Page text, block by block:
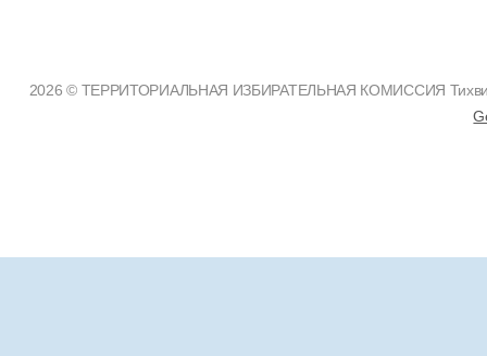
2026 © ТЕРРИТОРИАЛЬНАЯ ИЗБИРАТЕЛЬНАЯ КОМИССИЯ